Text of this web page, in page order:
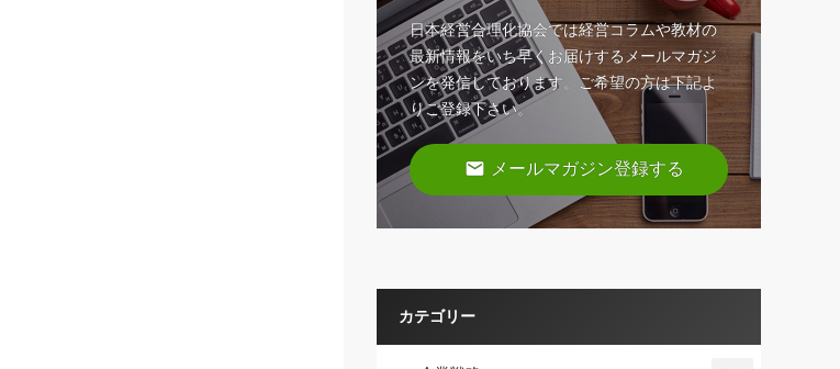
日本経営合理化協会では経営コラムや教材の
最新情報をいち早くお届けするメールマガジ
ンを発信しております。ご希望の方は下記よ
りご登録下さい。
email メールマガジン登録する
カテゴリー